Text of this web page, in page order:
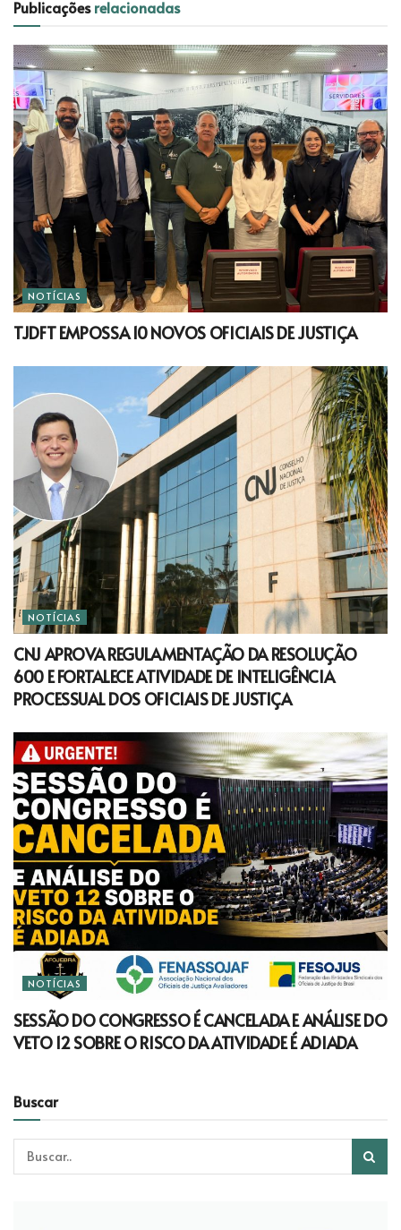
Publicaçõesrelacionadas
NOTÍCIAS
TJDFT EMPOSSA 10 NOVOS OFICIAIS DE JUSTIÇA
NOTÍCIAS
CNJ APROVA REGULAMENTAÇÃO DA RESOLUÇÃO
600 E FORTALECE ATIVIDADE DE INTELIGÊNCIA
PROCESSUAL DOS OFICIAIS DE JUSTIÇA
NOTÍCIAS
SESSÃO DO CONGRESSO É CANCELADA E ANÁLISE DO
VETO 12 SOBRE O RISCO DA ATIVIDADE É ADIADA
Buscar